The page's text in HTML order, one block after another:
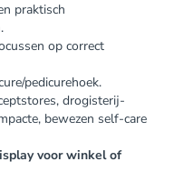
praktisch
op correct
pedicurehoek.
drogisterij-
bewezen self-care
voor winkel of